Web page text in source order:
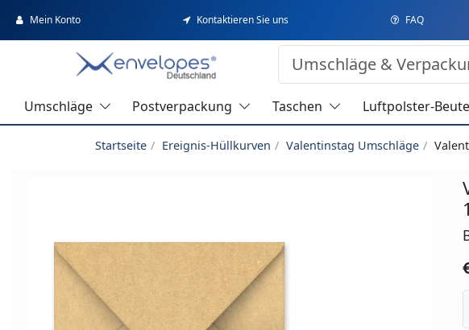
Mein Konto Kontaktieren Sie uns FAQ
Umschläge Postverpackung Taschen Luftpolster-
Startseite Ereignis-Hüllkurven Valentinstag Umschläge